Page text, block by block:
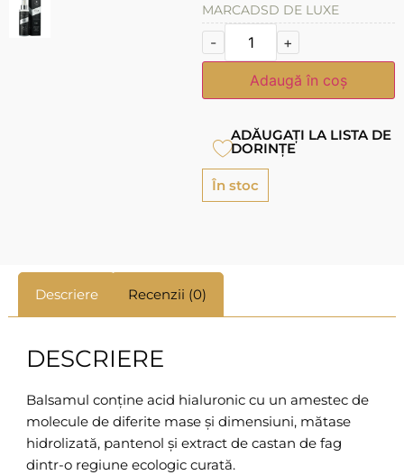
MARCADSD DE LUXE
- +
Adaugă în coș
ADĂUGAȚI LA LISTA DE
DORINȚE
În stoc
Descriere Recenzii (0)
DESCRIERE
Balsamul conține acid hialuronic cu un amestec de
molecule de diferite mase și dimensiuni, mătase
hidrolizată, pantenol și extract de castan de fag
dintr-o regiune ecologic curată.